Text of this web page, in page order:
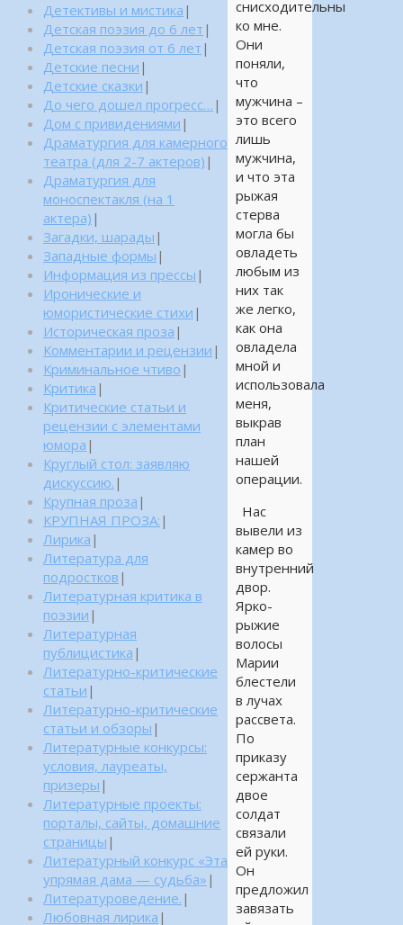
снисходительны
ко мне.
Они
поняли,
что
мужчина –
это всего
лишь
мужчина,
и что эта
рыжая
стерва
могла бы
овладеть
любым из
них так
же легко,
как она
овладела
мной и
использовала
меня,
выкрав
план
нашей
операции.
Нас
вывели из
камер во
внутренний
двор.
Ярко-
рыжие
волосы
Марии
блестели
в лучах
рассвета.
По
приказу
сержанта
двое
солдат
связали
ей руки.
Он
предложил
завязать
Детективы и мистика |
Детская поэзия до 6 лет |
Детская поэзия от 6 лет |
Детские песни |
Детские сказки |
До чего дошел прогресс… |
Дом с привидениями |
Драматургия для камерного
театра (для 2-7 актеров) |
Драматургия для
моноспектакля (на 1
актера) |
Загадки, шарады |
Западные формы |
Информация из прессы |
Иронические и
юмористические стихи |
Историческая проза |
Комментарии и рецензии |
Криминальное чтиво |
Критика |
Критические статьи и
рецензии с элементами
юмора |
Круглый стол: заявляю
дискуссию. |
Крупная проза |
КРУПНАЯ ПРОЗА: |
Лирика |
Литература для
подростков |
Литературная критика в
поэзии |
Литературная
публицистика |
Литературно-критические
статьи |
Литературно-критические
статьи и обзоры |
Литературные конкурсы:
условия, лауреаты,
призеры |
Литературные проекты:
порталы, сайты, домашние
страницы |
Литературный конкурс «Эта
упрямая дама — судьба» |
Литературоведение. |
Любовная лирика |